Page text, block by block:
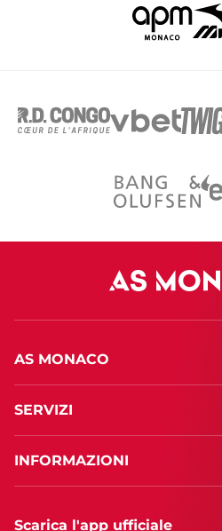
AS MONACO
SERVIZI
INFORMAZIONI
Scarica l'app ufficiale